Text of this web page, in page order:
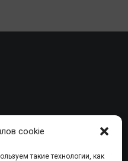
cookie
такие технологии, как